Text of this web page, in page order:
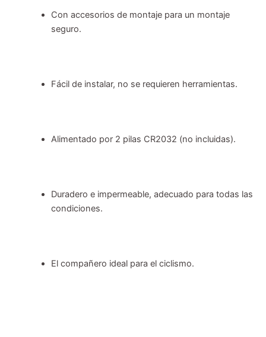
Con accesorios de montaje para un montaje
seguro.
Fácil de instalar, no se requieren herramientas.
Alimentado por 2 pilas CR2032 (no incluidas).
Duradero e impermeable, adecuado para todas las
condiciones.
El compañero ideal para el ciclismo.